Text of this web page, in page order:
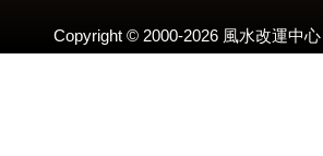
Copyright © 2000-2026 風水改運中